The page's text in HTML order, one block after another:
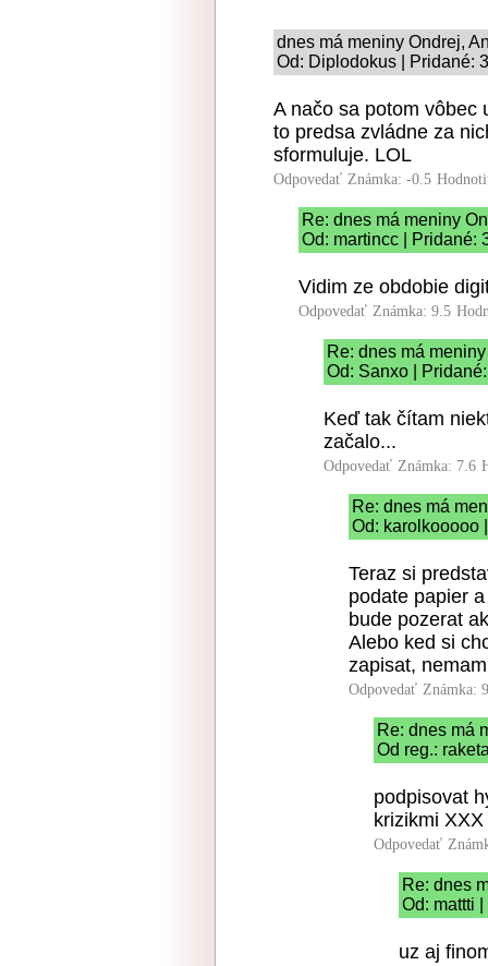
dnes má meniny Ondrej,
Od: Diplodokus | Pridané:
A načo sa potom vôbec
to predsa zvládne za
sformuluje. LOL
Odpovedať Známka: -0.5
Re: dnes má meniny
Od: martincc | Pridané:
Vidim ze obdobie
Odpovedať Známka: 9.5
Re: dnes má
Od: Sanxo |
Keď tak čítam
začalo...
Odpovedať Známka: 7.6
Re: dnes má
Od: karolkooooo
Teraz si
podate papier
bude pozerat
Alebo ked si
zapisat,
Odpovedať Známka:
Re: dnes má
Od reg.:
podpisovat
krizikmi XXX
Odpovedať
Re: dnes
Od: mattti
uz aj